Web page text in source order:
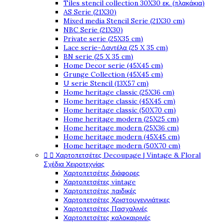
Tiles stencil collection 30X30 εκ. (πλακάκια)
AS Serie (21X30)
Mixed media Stencil Serie (21X30 cm)
NBC Serie (21X30)
Private serie (25X35 cm)
Lace serie-Δαντέλα (25 X 35 cm)
BN serie (25 X 35 cm)
Home Decor serie (45X45 cm)
Grunge Collection (45X45 cm)
U serie Stencil (13X57 cm)
Home heritage classic (25X36 cm)
Home heritage classic (45X45 cm)
Home heritage classic (50X70 cm)
Home heritage modern (25X25 cm)
Home heritage modern (25X36 cm)
Home heritage modern (45X45 cm)
Home heritage modern (50X70 cm)
  Χαρτοπετσέτες Decoupage | Vintage & Floral
Σχέδια Χειροτεχνίας
Χαρτοπετσέτες διάφορες
Χαρτοπετσέτες vintage
Χαρτοπετσέτες παιδικές
Χαρτοπετσέτες Χριστουγεννιάτικες
Χαρτοπετσέτες Πασχαλινές
Χαρτοπετσέτες καλοκαιρινές